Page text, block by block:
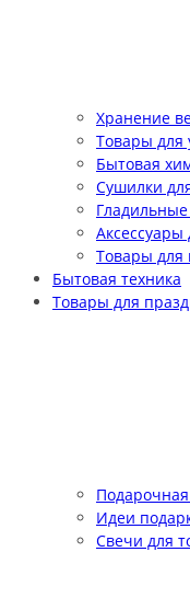
Хранение
Товары для
Бытовая
Сушилки
Гладильные
Товары для
Бытовая техника
Товары для
Идеи
Свечи для